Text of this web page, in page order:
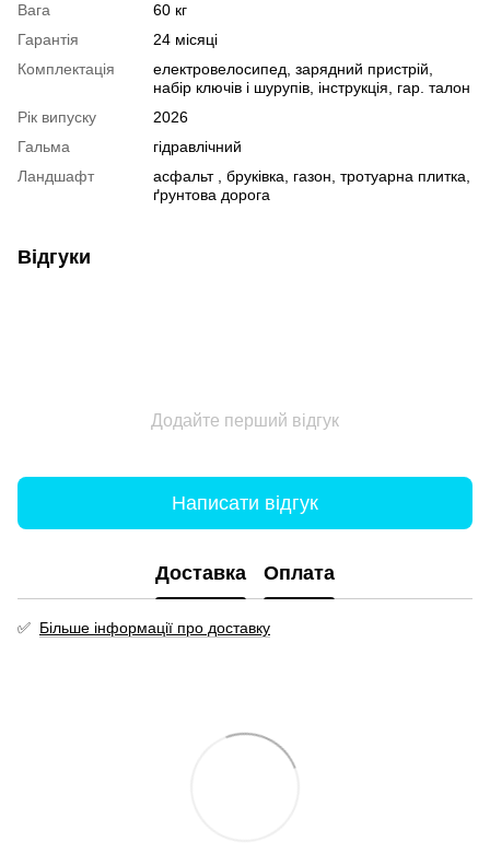
Вага
60 кг
Гарантія
24 місяці
Комплектація
електровелосипед, зарядний пристрій,
набір ключів і шурупів, інструкція, гар. талон
Рік випуску
2026
Гальма
гідравлічний
Ландшафт
асфальт , бруківка, газон, тротуарна плитка,
ґрунтова дорога
Відгуки
Додайте перший відгук
Написати відгук
Доставка Оплата
✅ Більше інформації про доставку